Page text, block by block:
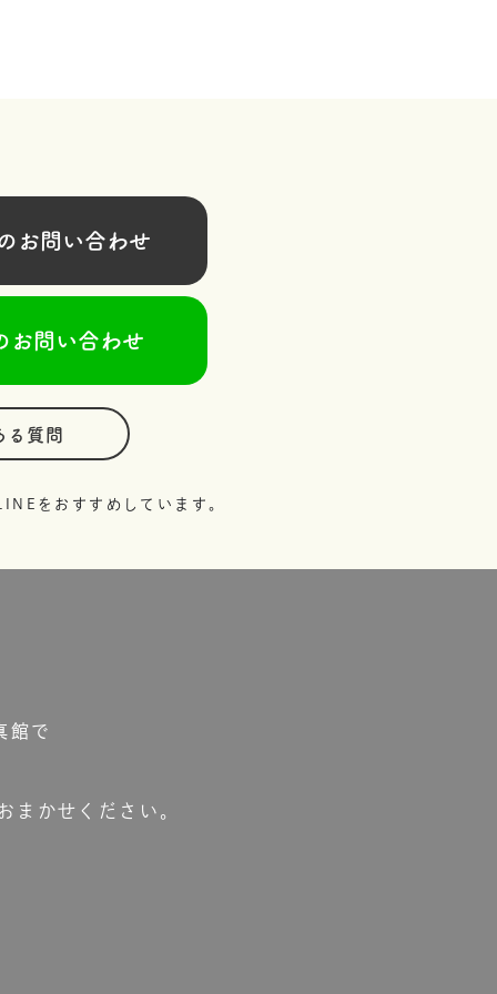
問い合わせ
問い合わせ
る質問
をおすすめしています。
館で
まかせください。